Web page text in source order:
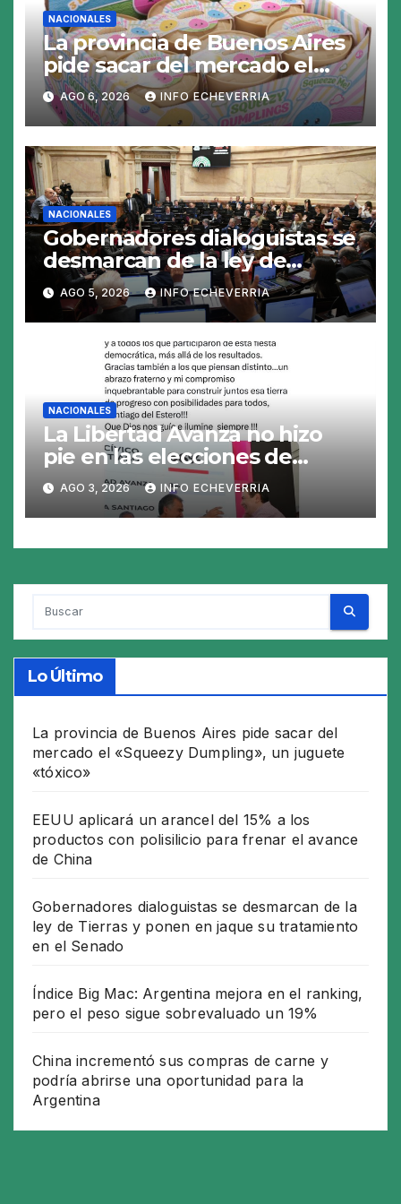
NACIONALES
La provincia de Buenos Aires
pide sacar del mercado el
«Squeezy Dumpling», un
juguete «tóxico»
AGO 6, 2026 INFO ECHEVERRIA
NACIONALES
Gobernadores dialoguistas se
desmarcan de la ley de
Tierras y ponen en jaque su
tratamiento en el Senado
AGO 5, 2026 INFO ECHEVERRIA
NACIONALES
La Libertad Avanza no hizo
pie en las elecciones de
Santiago del Estero y perdió
en los 26 municipios
AGO 3, 2026 INFO ECHEVERRIA
Lo Último
La provincia de Buenos Aires pide sacar del
mercado el «Squeezy Dumpling», un juguete
«tóxico»
EEUU aplicará un arancel del 15% a los
productos con polisilicio para frenar el avance
de China
Gobernadores dialoguistas se desmarcan de la
ley de Tierras y ponen en jaque su tratamiento
en el Senado
Índice Big Mac: Argentina mejora en el ranking,
pero el peso sigue sobrevaluado un 19%
China incrementó sus compras de carne y
podría abrirse una oportunidad para la
Argentina